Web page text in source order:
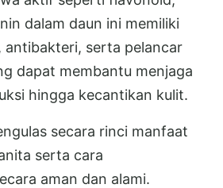
dalam daun ini memiliki
antibakteri, serta pelancar
dapat membantu menjaga
hingga kecantikan kulit.
secara rinci manfaat
serta cara
aman dan alami.